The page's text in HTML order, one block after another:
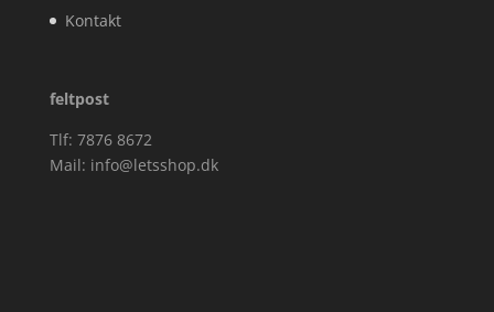
Kontakt
feltpost
Tlf: 7876 8672
Mail: info@letsshop.dk